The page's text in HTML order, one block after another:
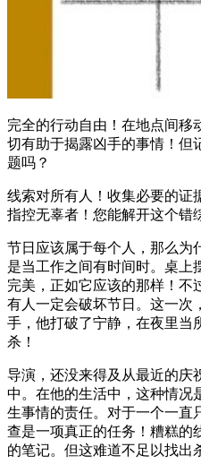
完全的行动自由！在地点间移
切有助于揭露凶手的事情！但
题吗？
线索对所有人！收集必要的证
指控无辜者！您能解开这个错
节日应该属于每个人，那么为
是当工作之间有时间时。桌上
完美，正如它应该的那样！不
有人一定会破坏节日。这一次
手，他打破了宁静，在夜里当
杀！
导演，还没来得及从最近的庆
中。在他的生活中，这种情况
生事情的责任。对于一个一直
查是一项真正的任务！糟糕的
的笔记。但这难道不足以找出